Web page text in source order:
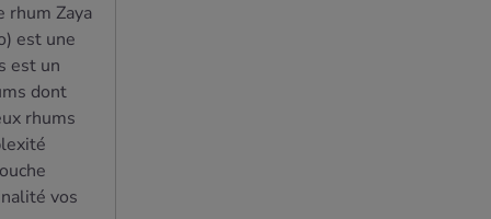
Zaya
est une
est un
dont
rhums
vos